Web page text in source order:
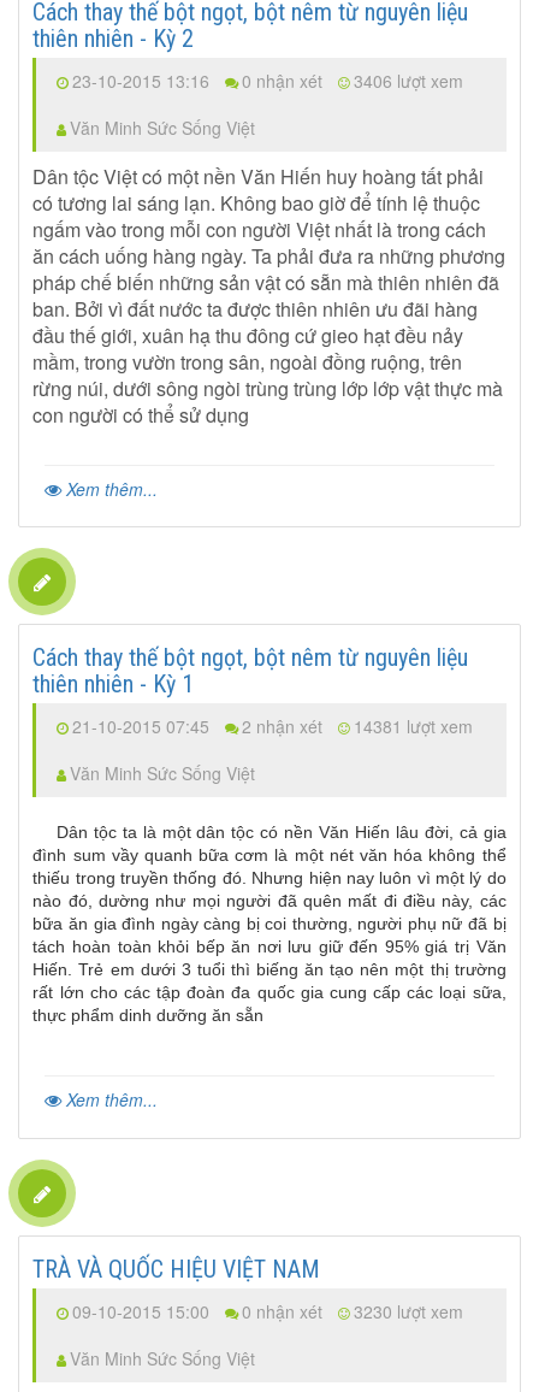
Cách thay thế bột ngọt, bột nêm từ nguyên liệu
thiên nhiên - Kỳ 2
23-10-2015 13:16 0 nhận xét
3406 lượt xem
Văn Minh Sức Sống Việt
Dân tộc Việt có một nền Văn Hiến huy hoàng tất phải
có tương lai sáng lạn. Không bao giờ để tính lệ thuộc
ngấm vào trong mỗi con người Việt nhất là trong cách
ăn cách uống hàng ngày. Ta phải đưa ra những phương
pháp chế biến những sản vật có sẵn mà thiên nhiên đã
ban. Bởi vì đất nước ta được thiên nhiên ưu đãi hàng
đầu thế giới, xuân hạ thu đông cứ gieo hạt đều nảy
mầm, trong vườn trong sân, ngoài đồng ruộng, trên
rừng núi, dưới sông ngòi trùng trùng lớp lớp vật thực mà
con người có thể sử dụng
Xem thêm...
Cách thay thế bột ngọt, bột nêm từ nguyên liệu
thiên nhiên - Kỳ 1
21-10-2015 07:45 2 nhận xét
14381 lượt xem
Văn Minh Sức Sống Việt
Dân tộc ta là một dân tộc có nền Văn Hiến lâu đời, cả gia
đình sum vầy quanh bữa cơm là một nét văn hóa không thể
thiếu trong truyền thống đó. Nhưng hiện nay luôn vì một lý do
nào đó, dường như mọi người đã quên mất đi điều này, các
bữa ăn gia đình ngày càng bị coi thường, người phụ nữ đã bị
tách hoàn toàn khỏi bếp ăn nơi lưu giữ đến 95% giá trị Văn
Hiến. Trẻ em dưới 3 tuổi thì biếng ăn tạo nên một thị trường
rất lớn cho các tập đoàn đa quốc gia cung cấp các loại sữa,
thực phẩm dinh dưỡng ăn sẵn
Xem thêm...
TRÀ VÀ QUỐC HIỆU VIỆT NAM
09-10-2015 15:00 0 nhận xét
3230 lượt xem
Văn Minh Sức Sống Việt